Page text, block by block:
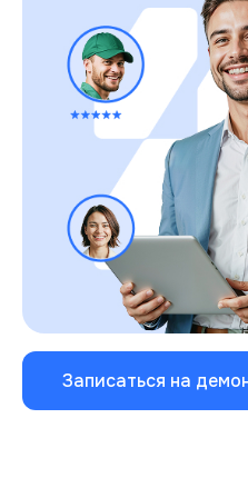
Записаться на